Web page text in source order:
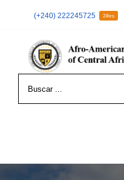
(+240) 222245725 24hrs